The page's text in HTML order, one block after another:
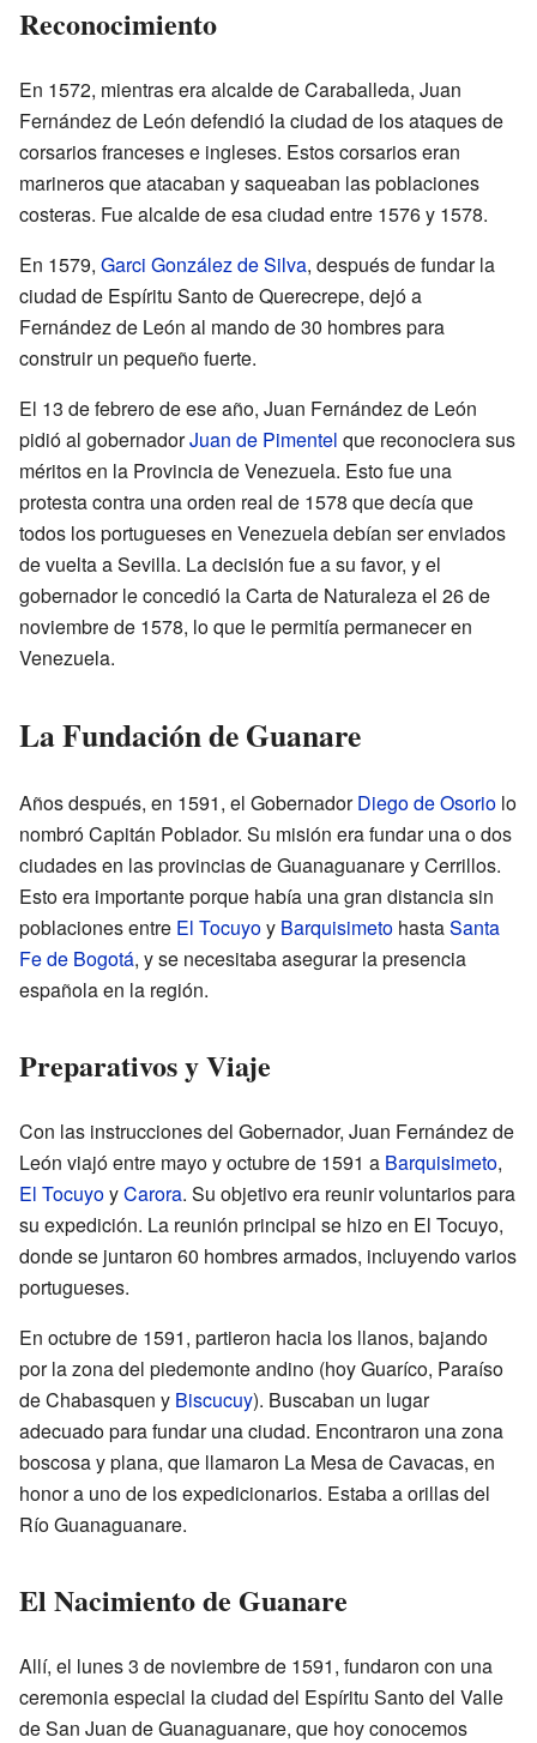
Reconocimiento
En 1572, mientras era alcalde de Caraballeda, Juan
Fernández de León defendió la ciudad de los ataques de
corsarios franceses e ingleses. Estos corsarios eran
marineros que atacaban y saqueaban las poblaciones
costeras. Fue alcalde de esa ciudad entre 1576 y 1578.
En 1579, Garci González de Silva, después de fundar la
ciudad de Espíritu Santo de Querecrepe, dejó a
Fernández de León al mando de 30 hombres para
construir un pequeño fuerte.
El 13 de febrero de ese año, Juan Fernández de León
pidió al gobernadorJuan de Pimentel que reconociera sus
méritos en la Provincia de Venezuela. Esto fue una
protesta contra una orden real de 1578 que decía que
todos los portugueses en Venezuela debían ser enviados
de vuelta a Sevilla. La decisión fue a su favor, y el
gobernador le concedió la Carta de Naturaleza el 26 de
noviembre de 1578, lo que le permitía permanecer en
Venezuela.
La Fundación de Guanare
Años después, en 1591, el GobernadorDiego de Osorio lo
nombró Capitán Poblador. Su misión era fundar una o dos
ciudades en las provincias de Guanaguanare y Cerrillos.
Esto era importante porque había una gran distancia sin
poblaciones entre El Tocuyoy Barquisimeto hastaSanta
Fe de Bogotá, y se necesitaba asegurar la presencia
española en la región.
Preparativos y Viaje
Con las instrucciones del Gobernador, Juan Fernández de
León viajó entre mayo y octubre de 1591 a Barquisimeto,
El TocuyoyCarora. Su objetivo era reunir voluntarios para
su expedición. La reunión principal se hizo en El Tocuyo,
donde se juntaron 60 hombres armados, incluyendo varios
portugueses.
En octubre de 1591, partieron hacia los llanos, bajando
por la zona del piedemonte andino (hoy Guaríco, Paraíso
de Chabasquen y Biscucuy). Buscaban un lugar
adecuado para fundar una ciudad. Encontraron una zona
boscosa y plana, que llamaron La Mesa de Cavacas, en
honor a uno de los expedicionarios. Estaba a orillas del
Río Guanaguanare.
El Nacimiento de Guanare
Allí, el lunes 3 de noviembre de 1591, fundaron con una
ceremonia especial la ciudad del Espíritu Santo del Valle
de San Juan de Guanaguanare, que hoy conocemos